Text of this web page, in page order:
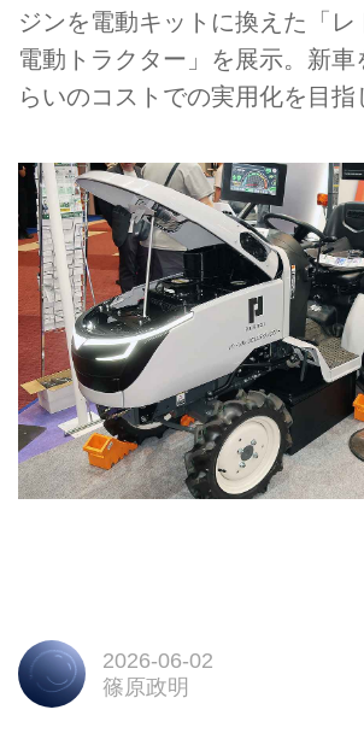
ジンを電動キットに換えた「レ
電動トラクター」を展示。新車
らいのコストでの実用化を目指
2026-06-02
篠原政明